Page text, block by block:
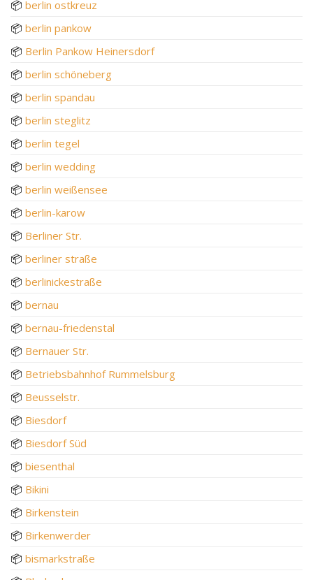
📦 berlin ostkreuz
📦 berlin pankow
📦 Berlin Pankow Heinersdorf
📦 berlin schöneberg
📦 berlin spandau
📦 berlin steglitz
📦 berlin tegel
📦 berlin wedding
📦 berlin weißensee
📦 berlin-karow
📦 Berliner Str.
📦 berliner straße
📦 berlinickestraße
📦 bernau
📦 bernau-friedenstal
📦 Bernauer Str.
📦 Betriebsbahnhof Rummelsburg
📦 Beusselstr.
📦 Biesdorf
📦 Biesdorf Süd
📦 biesenthal
📦 Bikini
📦 Birkenstein
📦 Birkenwerder
📦 bismarkstraße